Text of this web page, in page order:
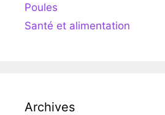
Poules
Santé et alimentation
Archives